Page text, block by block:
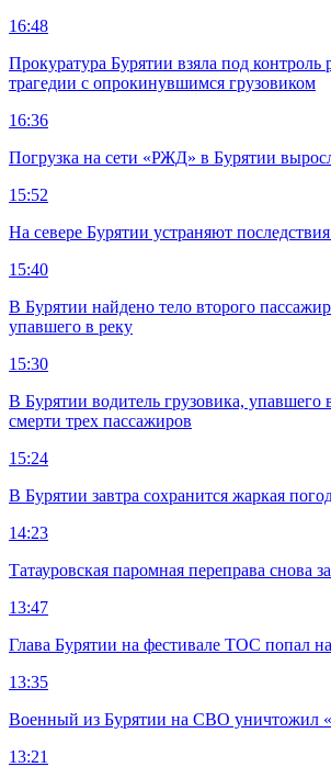
16:48
Прокуратура Бурятии взяла под контроль
трагедии с опрокинувшимся грузовиком
16:36
Погрузка на сети «РЖД» в Бурятии
15:52
На севере Бурятии устраняют
15:40
В Бурятии найдено тело второго
упавшего в реку
15:30
В Бурятии водитель грузовика, упавшего
смерти трех пассажиров
15:24
В Бурятии завтра сохранится жаркая
14:23
Татауровская паромная переправа снова
13:47
Глава Бурятии на фестивале ТОС попал
13:35
Военный из Бурятии на СВО уничтожил
13:21